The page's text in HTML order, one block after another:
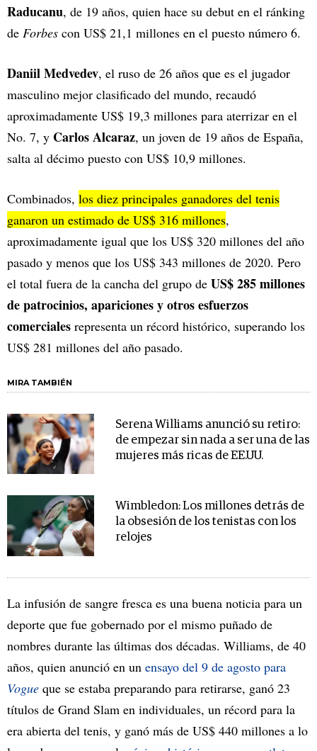
Raducanu, de 19 años, quien hace su debut en el ránking
de Forbes con US$ 21,1 millones en el puesto número 6.
Daniil Medvedev, el ruso de 26 años que es el jugador
masculino mejor clasificado del mundo, recaudó
aproximadamente US$ 19,3 millones para aterrizar en el
No. 7, y Carlos Alcaraz, un joven de 19 años de España,
salta al décimo puesto con US$ 10,9 millones.
Combinados, los diez principales ganadores del tenis
ganaron un estimado de US$ 316 millones,
aproximadamente igual que los US$ 320 millones del año
pasado y menos que los US$ 343 millones de 2020. Pero
el total fuera de la cancha del grupo de US$ 285 millones
de patrocinios, apariciones y otros esfuerzos
comerciales representa un récord histórico, superando los
US$ 281 millones del año pasado.
MIRA TAMBIÉN
Serena Williams anunció su retiro:
de empezar sin nada a ser una de las
mujeres más ricas de EE.UU.
Wimbledon: Los millones detrás de
la obsesión de los tenistas con los
relojes
La infusión de sangre fresca es una buena noticia para un
deporte que fue gobernado por el mismo puñado de
nombres durante las últimas dos décadas. Williams, de 40
años, quien anunció en un ensayo del 9 de agosto para
Vogue que se estaba preparando para retirarse, ganó 23
títulos de Grand Slam en individuales, un récord para la
era abierta del tenis, y ganó más de US$ 440 millones a lo